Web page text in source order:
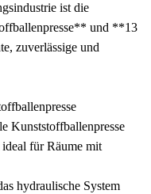
ist die
und **13
zuverlässige und
Kunststoffballenpresse
für Räume mit
hydraulische System